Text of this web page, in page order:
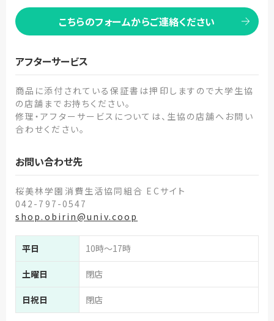
こちらのフォームからご連絡ください
アフターサービス
商品に添付されている保証書は押印しますので大学生協
の店舗までお持ちください。
修理・アフターサービスについては、生協の店舗へお問い
合わせください。
お問い合わせ先
桜美林学園消費生活協同組合 ECサイト
042-797-0547
shop.obirin@univ.coop
平日 10時～17時
土曜日 閉店
日祝日 閉店